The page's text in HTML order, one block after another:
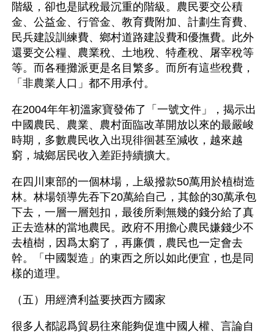
階級，卻也是賦稅最沉重的階級。農民要交公積
金、公益金、行管金、教育費附加、計劃生育費、
民兵建設訓練費、鄉村道路建設費和優撫費。此外
還要交公糧、農業稅、土地稅、特產稅、屠宰稅等
等。而各種攤派更是名目繁多。而所有這些稅費，
「非農業人口」都不用承付。
在2004年年初溫家寶發佈了「一號文件」，揭示出
中國農民、農業、農村面臨改革開放以來的最嚴峻
時期，多數農民收入出現徘徊甚至減收，越來越
窮，城鄉居民收入差距持續擴大。
在四川東部的一個林場，上級撥款50萬用於植樹造
林。林場領導先吞下20萬給自己，其餘的30萬承包
下去，一層一層剋扣，最後所剩無幾的錢分給了真
正去造林的當地農民。政府不用擔心農民嫌錢少不
去植樹，因爲太窮了，再廉價，農民也一定會去
幹。「中國製造」的東西之所以如此便宜，也是同
樣的道理。
（五）用經濟利益要挾西方國家
很多人都認爲貿易往來能夠促進中國人權、言論自